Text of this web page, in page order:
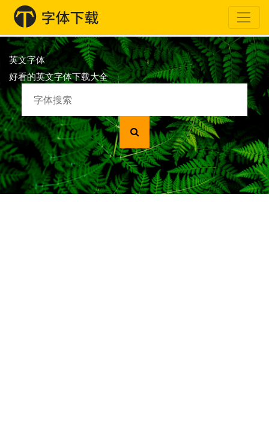
英文字体
好看的英文字体下载大全